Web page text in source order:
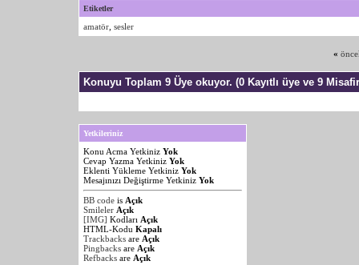
Etiketler
amatör sesler
«
Konuyu Toplam 9 Üye okuyor. (0 Kayıtlı üye ve 9
Yetkileriniz
Konu Acma Yetkiniz Yok
Cevap Yazma Yetkiniz Yok
Eklenti Yükleme Yetkiniz Yok
Mesajınızı Değiştirme Yetkiniz Yok
BB code is Açık
Smileler Açık
[IMG] Kodları Açık
HTML-Kodu Kapalı
Trackbacks are Açık
Pingbacks are Açık
Refbacks are Açık